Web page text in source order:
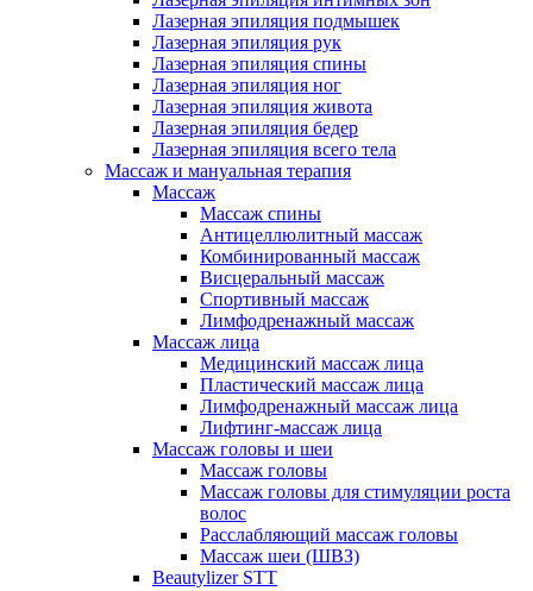
Лазерная эпиляция подмышек
Лазерная эпиляция рук
Лазерная эпиляция спины
Лазерная эпиляция ног
Лазерная эпиляция живота
Лазерная эпиляция бедер
Лазерная эпиляция всего тела
Массаж и мануальная терапия
Массаж
Массаж спины
Антицеллюлитный массаж
Комбинированный массаж
Висцеральный массаж
Спортивный массаж
Лимфодренажный массаж
Массаж лица
Медицинский массаж лица
Пластический массаж лица
Лимфодренажный массаж лица
Лифтинг-массаж лица
Массаж головы и шеи
Массаж головы
Массаж головы для стимуляции роста
волос
Расслабляющий массаж головы
Массаж шеи (ШВЗ)
Beautylizer STT